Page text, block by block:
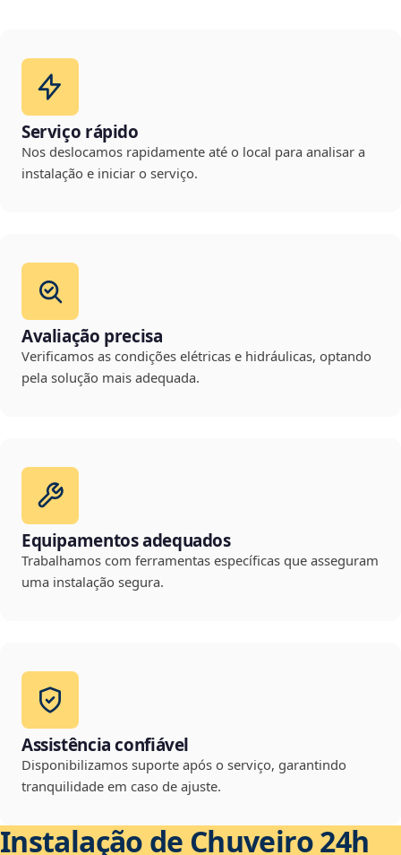
Serviço rápido
Nos deslocamos rapidamente até o local para analisar a
instalação e iniciar o serviço.
Avaliação precisa
Verificamos as condições elétricas e hidráulicas, optando
pela solução mais adequada.
Equipamentos adequados
Trabalhamos com ferramentas específicas que asseguram
uma instalação segura.
Assistência confiável
Disponibilizamos suporte após o serviço, garantindo
tranquilidade em caso de ajuste.
Instalação de Chuveiro 24h